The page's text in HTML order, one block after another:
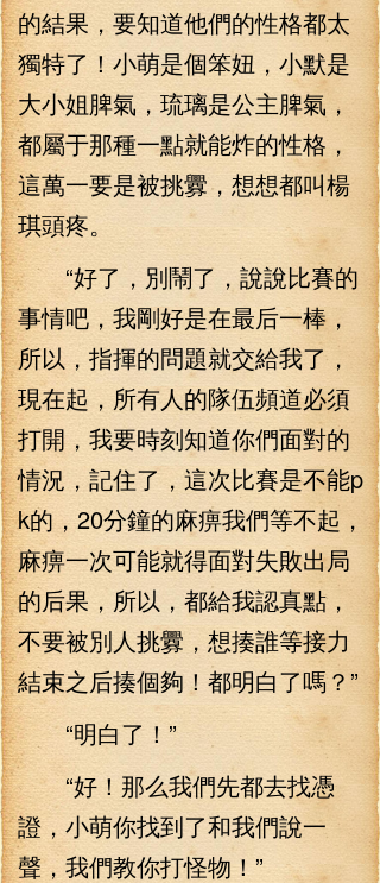
的結果，要知道他們的性格都太
獨特了！小萌是個笨妞，小默是
大小姐脾氣，琉璃是公主脾氣，
都屬于那種一點就能炸的性格，
這萬一要是被挑釁，想想都叫楊
琪頭疼。
“好了，別鬧了，說說比賽的
事情吧，我剛好是在最后一棒，
所以，指揮的問題就交給我了，
現在起，所有人的隊伍頻道必須
打開，我要時刻知道你們面對的
情況，記住了，這次比賽是不能p
k的，20分鐘的麻痹我們等不起，
麻痹一次可能就得面對失敗出局
的后果，所以，都給我認真點，
不要被別人挑釁，想揍誰等接力
結束之后揍個夠！都明白了嗎？”
“明白了！”
“好！那么我們先都去找憑
證，小萌你找到了和我們說一
聲，我們教你打怪物！”